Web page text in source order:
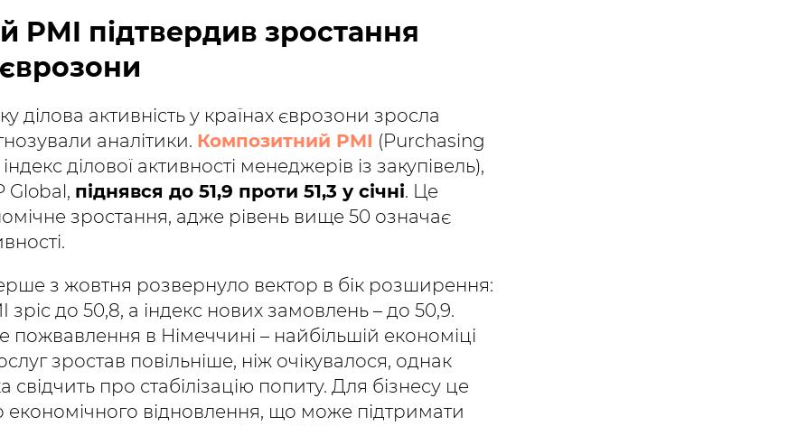
PMI підтвердив зростання
ділова активність у країнах єврозони зросла
аналітики. Композитний PMI (Purchasing
ділової активності менеджерів із закупівель),
Global, піднявся до 51,9 проти 51,3 у січні. Це
зростання, адже рівень вище 50 означає
з жовтня розвернуло вектор в бік розширення:
до 50,8, а індекс нових замовлень – до 50,9.
пожвавлення в Німеччині – найбільшій економіці
зростав повільніше, ніж очікувалося, однак
свідчить про стабілізацію попиту. Для бізнесу це
економічного відновлення, що може підтримати